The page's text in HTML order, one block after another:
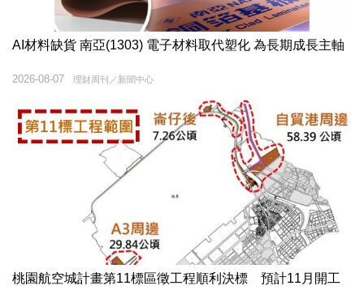
AI材料缺貨 南亞(1303) 電子材料取代塑化 為長期成長主軸
理財周刊／新聞中心
2026-08-07
桃園航空城計畫第11標區徵工程順利決標 預計11月開工